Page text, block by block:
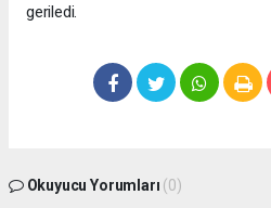
geriledi.
Okuyucu Yorumları (0)